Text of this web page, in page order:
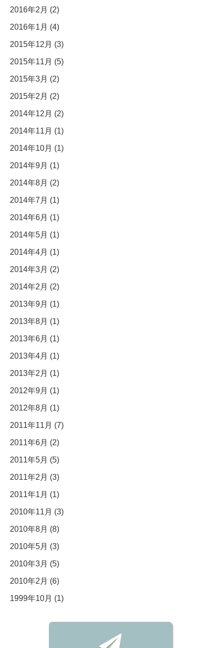
2016年2月 (2)
2016年1月 (4)
2015年12月 (3)
2015年11月 (5)
2015年3月 (2)
2015年2月 (2)
2014年12月 (2)
2014年11月 (1)
2014年10月 (1)
2014年9月 (1)
2014年8月 (2)
2014年7月 (1)
2014年6月 (1)
2014年5月 (1)
2014年4月 (1)
2014年3月 (2)
2014年2月 (2)
2013年9月 (1)
2013年8月 (1)
2013年6月 (1)
2013年4月 (1)
2013年2月 (1)
2012年9月 (1)
2012年8月 (1)
2011年11月 (7)
2011年6月 (2)
2011年5月 (5)
2011年2月 (3)
2011年1月 (1)
2010年11月 (3)
2010年8月 (8)
2010年5月 (3)
2010年3月 (5)
2010年2月 (6)
1999年10月 (1)